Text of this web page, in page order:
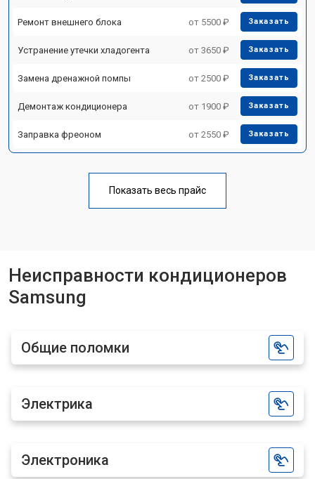
Ремонт внешнего блока от 5500 ₽ Заказать
Устранение утечки хладогента от 3650 ₽ Заказать
Замена дренажной помпы от 2500 ₽ Заказать
Демонтаж кондиционера от 1900 ₽ Заказать
Заправка фреоном от 2550 ₽ Заказать
Показать весь прайс
Неисправности кондиционеров
Samsung
Общие поломки
Электрика
Электроника